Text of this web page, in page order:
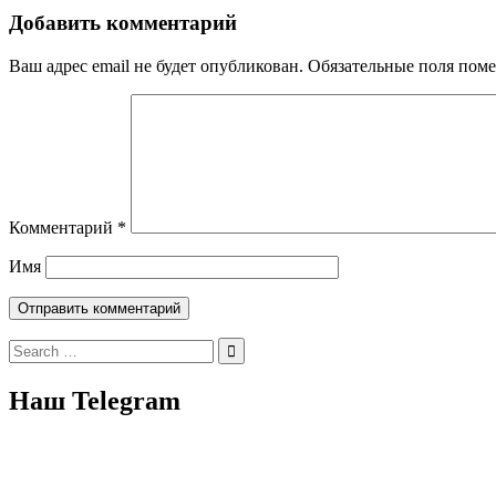
Добавить комментарий
Ваш адрес email не будет опубликован. Обязательные поля
Комментарий *
Имя
Search
for:
Наш Telegram